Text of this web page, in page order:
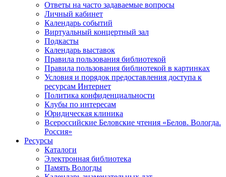
Ответы на часто задаваемые вопросы
Личный кабинет
Календарь событий
Виртуальный концертный зал
Подкасты
Календарь выставок
Правила пользования библиотекой
Правила пользования библиотекой в картинках
Условия и порядок предоставления доступа к
ресурсам Интернет
Политика конфиденциальности
Клубы по интересам
Юридическая клиника
Всероссийские Беловские чтения «Белов. Вологда.
Россия»
Ресурсы
Каталоги
Электронная библиотека
Память Вологды